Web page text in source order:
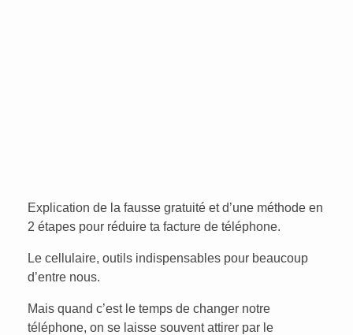
Explication de la fausse gratuité et d’une méthode en
2 étapes pour réduire ta facture de téléphone.
Le cellulaire, outils indispensables pour beaucoup
d’entre nous.
Mais quand c’est le temps de changer notre
téléphone, on se laisse souvent attirer par le